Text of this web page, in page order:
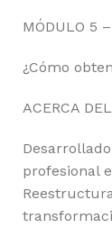
MÓDULO 5
¿Cómo
ACERCA
Desarrollado
profesional